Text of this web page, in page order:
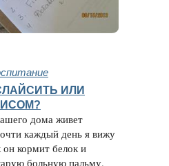
ИЛИ
дома живет
каждый день я вижу
он кормит белок и
больную пальму.